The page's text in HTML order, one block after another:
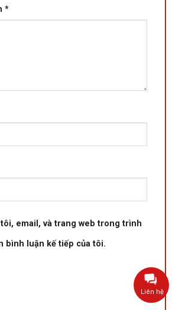
*
tôi, email, và trang web trong trình
bình luận kế tiếp của tôi.
Liên hệ